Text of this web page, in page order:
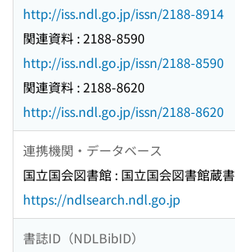
http://iss.ndl.go.jp/issn/2188-8914
関連資料 : 2188-8590
http://iss.ndl.go.jp/issn/2188-8590
関連資料 : 2188-8620
http://iss.ndl.go.jp/issn/2188-8620
連携機関・データベース
国立国会図書館 : 国立国会図書館蔵書
https://ndlsearch.ndl.go.jp
書誌ID（NDLBibID）